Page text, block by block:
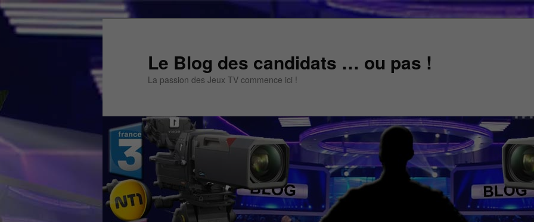
Aller
Aller
Le Blog des candidats … ou pas !
La passion des Jeux TV commence ici !